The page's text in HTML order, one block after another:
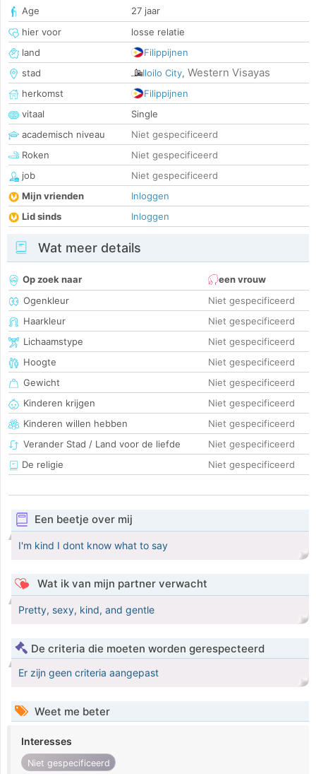
Age
27 jaar
hier voor
losse relatie
land
Filippijnen
stad
Iloilo City, Western Visayas
herkomst
Filippijnen
vitaal
Single
academisch niveau
Niet gespecificeerd
Roken
Niet gespecificeerd
job
Niet gespecificeerd
Mijn vrienden
Inloggen
Lid sinds
Inloggen
Wat meer details
Op zoek naar
een vrouw
Ogenkleur
Niet gespecificeerd
Haarkleur
Niet gespecificeerd
Lichaamstype
Niet gespecificeerd
Hoogte
Niet gespecificeerd
Gewicht
Niet gespecificeerd
Kinderen krijgen
Niet gespecificeerd
Kinderen willen hebben
Niet gespecificeerd
Verander Stad / Land voor de liefde
Niet gespecificeerd
De religie
Niet gespecificeerd
Een beetje over mij
I'm kind I dont know what to say
Wat ik van mijn partner verwacht
Pretty, sexy, kind, and gentle
De criteria die moeten worden gerespecteerd
Er zijn geen criteria aangepast
Weet me beter
Interesses
Niet gespecificeerd